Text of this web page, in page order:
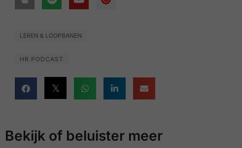
LEREN & LOOPBANEN
HR PODCAST
Bekijk of beluister meer